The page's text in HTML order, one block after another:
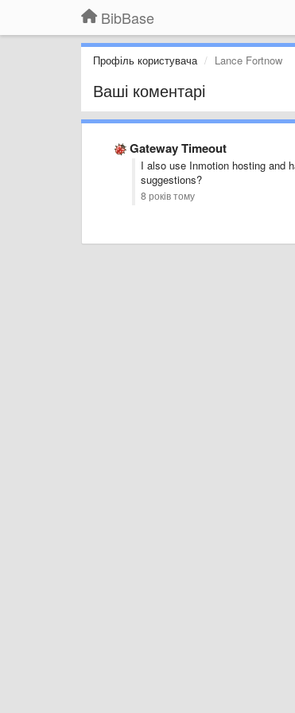
BibBase
Профіль користувача Lance Fortnow
Ваші коментарі
Gateway Timeout
I also use Inmotion hosting and
suggestions?
8 років тому